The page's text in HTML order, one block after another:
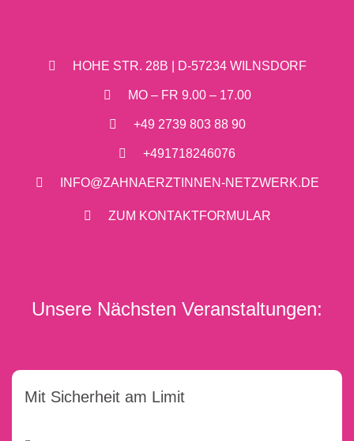
HOHE STR. 28B | D-57234 WILNSDORF
MO – FR 9.00 – 17.00
+49 2739 803 88 90
+491718246076
INFO@ZAHNAERZTINNEN-NETZWERK.DE
ZUM KONTAKTFORMULAR
Unsere Nächsten Veranstaltungen:
Mit Sicherheit am Limit